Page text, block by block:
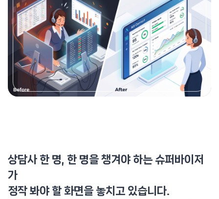
상담사 한 명, 한 명을 챙겨야 하는 슈퍼바이저
가
정작 봐야 할 화면을 놓치고 있습니다.